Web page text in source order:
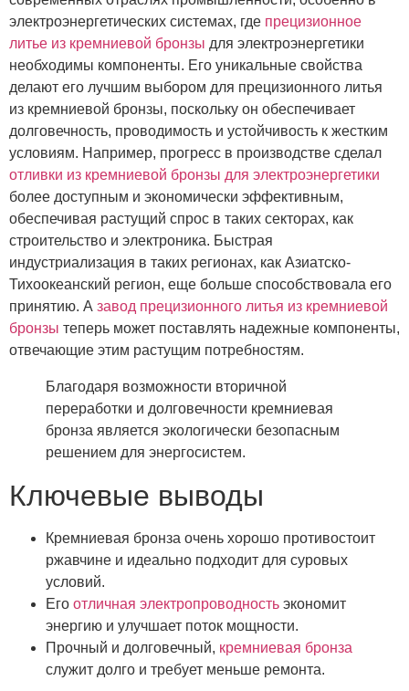
электроэнергетических системах, где прецизионное
литье из кремниевой бронзы для электроэнергетики
необходимы компоненты. Его уникальные свойства
делают его лучшим выбором для прецизионного литья
из кремниевой бронзы, поскольку он обеспечивает
долговечность, проводимость и устойчивость к жестким
условиям. Например, прогресс в производстве сделал
отливки из кремниевой бронзы для электроэнергетики
более доступным и экономически эффективным,
обеспечивая растущий спрос в таких секторах, как
строительство и электроника. Быстрая
индустриализация в таких регионах, как Азиатско-
Тихоокеанский регион, еще больше способствовала его
принятию. А завод прецизионного литья из кремниевой
бронзы теперь может поставлять надежные компоненты,
отвечающие этим растущим потребностям.
Благодаря возможности вторичной
переработки и долговечности кремниевая
бронза является экологически безопасным
решением для энергосистем.
Ключевые выводы
Кремниевая бронза очень хорошо противостоит
ржавчине и идеально подходит для суровых
условий.
Его отличная электропроводность экономит
энергию и улучшает поток мощности.
Прочный и долговечный, кремниевая бронза
служит долго и требует меньше ремонта.